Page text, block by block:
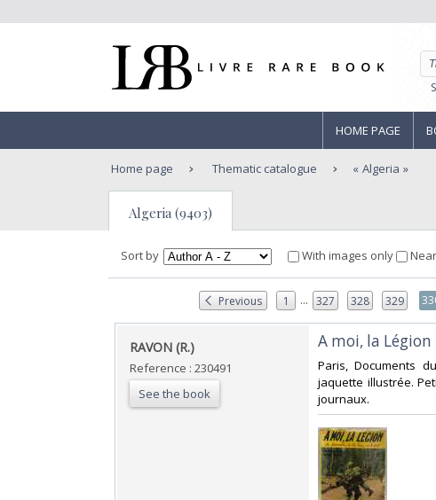
HOME PAGE
Home page Thematic catalogue Algeria
Algeria (9403)
Sort by With images only
Previous 1 ... 327 328 329
‎RAVON (R.)‎
Reference : 230491
See the book
‎A moi, la
‎Paris, Documents
jaquette illustrée.
journaux.‎